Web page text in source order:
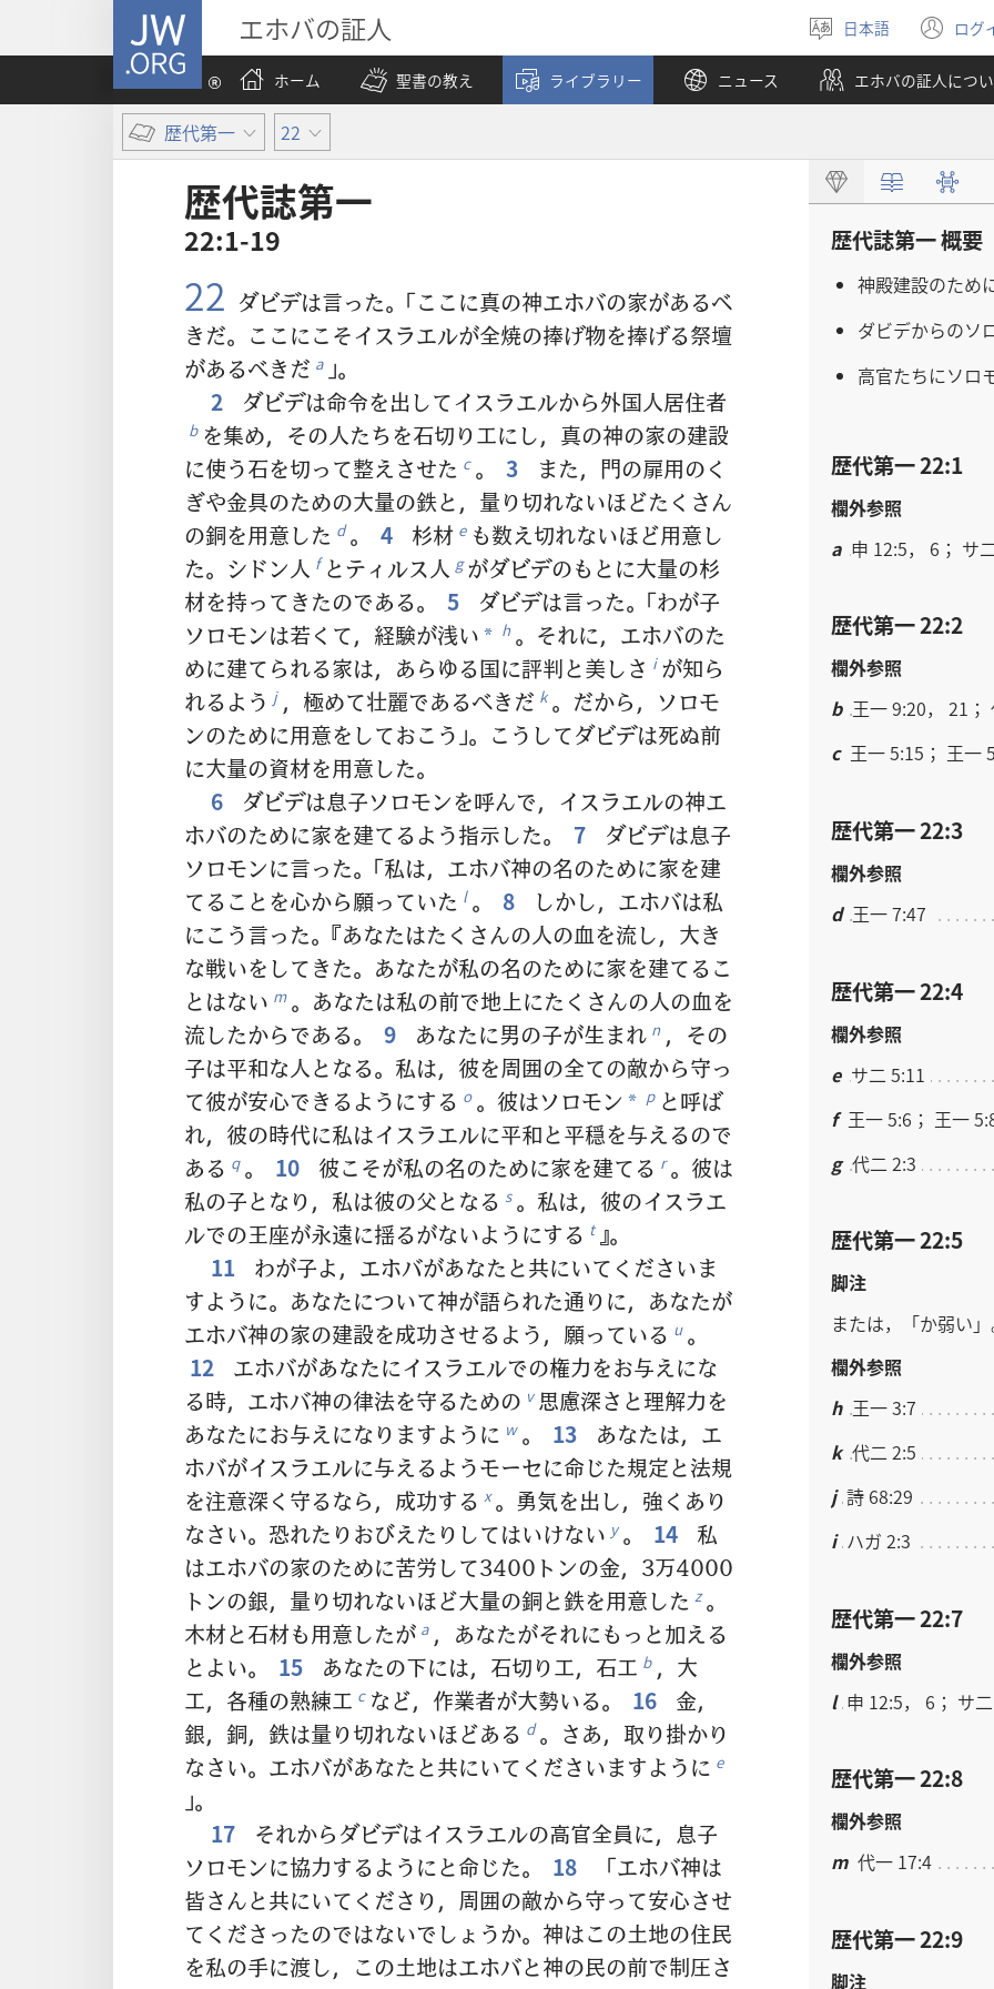
JW.ORG エホバの証人
言
語
を
選
日本語 ログ
（
し
い
タ
で
く
ホーム 聖書の教え ライブラリー ニュース エホバの証人につ
歴代第一 22
歴代誌​第​一
22:1-19
22 ダビデは言った。「ここに真の神エホバの家があるべ
きだ。ここにこそイスラエルが全焼の捧げ物を捧げる祭壇
があるべきだ a 」。
2
ダビデは命令を出してイスラエルから外国人居住者
b を集め，その人たちを石切り工にし，真の神の家の建設
に使う石を切って整えさせた c 。 3
また，門の扉用のく
ぎや金具のための大量の鉄と，量り切れないほどたくさん
の銅を用意した d 。 4 杉材 e も数え切れないほど用意し
た。シドン人 f とティルス人 g がダビデのもとに大量の杉
材を持ってきたのである。
5
ダビデは言った。「わが子
ソロモンは若くて，経験が浅い * h 。それに，エホバのた
めに建てられる家は，あらゆる国に評判と美しさ i が知ら
れるよう j ，極めて壮麗であるべきだ k 。だから，ソロモ
ンのために用意をしておこう」。こうしてダビデは死ぬ前
に大量の資材を用意した。
6
ダビデは息子ソロモンを呼んで，イスラエルの神エ
ホバのために家を建てるよう指示した。
7
ダビデは息子
ソロモンに言った。「私は，エホバ神の名のために家を建
てることを心から願っていた l 。 8
しかし，エホバは私
にこう言った。『あなたはたくさんの人の血を流し，大き
な戦いをしてきた。あなたが私の名のために家を建てるこ
とはない m 。あなたは私の前で地上にたくさんの人の血を
流したからである。
9 あなたに男の子が生まれ n ，その
子は平和な人となる。私は，彼を周囲の全ての敵から守っ
て彼が安心できるようにする o 。彼はソロモン * p と呼ば
れ，彼の時代に私はイスラエルに平和と平穏を与えるので
ある q 。 10 彼こそが私の名のために家を建てる r 。彼は
私の子となり，私は彼の父となる s 。私は，彼のイスラエ
ルでの王座が永遠に揺るがないようにする t 』。
11
わが子よ，エホバがあなたと共にいてくださいま
すように。あなたについて神が語られた通りに，あなたが
エホバ神の家の建設を成功させるよう，願っている u 。
12
エホバがあなたにイスラエルでの権力をお与えにな
る時，エホバ神の律法を守るための v 思慮深さと理解力を
あなたにお与えになりますように w 。 13
あなたは，エ
ホバがイスラエルに与えるようモーセに命じた規定と法規
を注意深く守るなら，成功する x 。勇気を出し，強くあり
なさい。恐れたりおびえたりしてはいけない y 。 14
私
はエホバの家のために苦労して3400トンの金，3万4000
トンの銀，量り切れないほど大量の銅と鉄を用意した z 。
木材と石材も用意したが a ，あなたがそれにもっと加える
とよい。
15 あなたの下には，石切り工，石工 b ，大
工，各種の熟練工 c など，作業者が大勢いる。 16
金，
銀，銅，鉄は量り切れないほどある d 。さあ，取り掛かり
なさい。エホバがあなたと共にいてくださいますように e
」。
17
それからダビデはイスラエルの高官全員に，息子
ソロモンに協力するようにと命じた。
18
「エホバ神は
皆さんと共にいてくださり，周囲の敵から守って安心させ
てくださったのではないでしょうか。神はこの土地の住民
を私の手に渡し，この土地はエホバと神の民の前で制圧さ
歴代誌第一 概要
神殿建設のため
ダビデからのソ
高官たちにソロ
歴代第一 22:1
欄外参照
a 申 12:5， 6； サ
歴代第一 22:2
欄外参照
b 王一 9:20， 21；
c 王一 5:15； 王一
歴代第一 22:3
欄外参照
d 王一 7:47
歴代第一 22:4
欄外参照
e サ二 5:11
f 王一 5:6； 王一
g 代二 2:3
歴代第一 22:5
脚注
または，「か弱い
欄外参照
h 王一 3:7
k 代二 2:5
j 詩 68:29
i ハガ 2:3
歴代第一 22:7
欄外参照
l 申 12:5， 6； サ
歴代第一 22:8
欄外参照
m 代一 17:4
歴代第一 22:9
脚注